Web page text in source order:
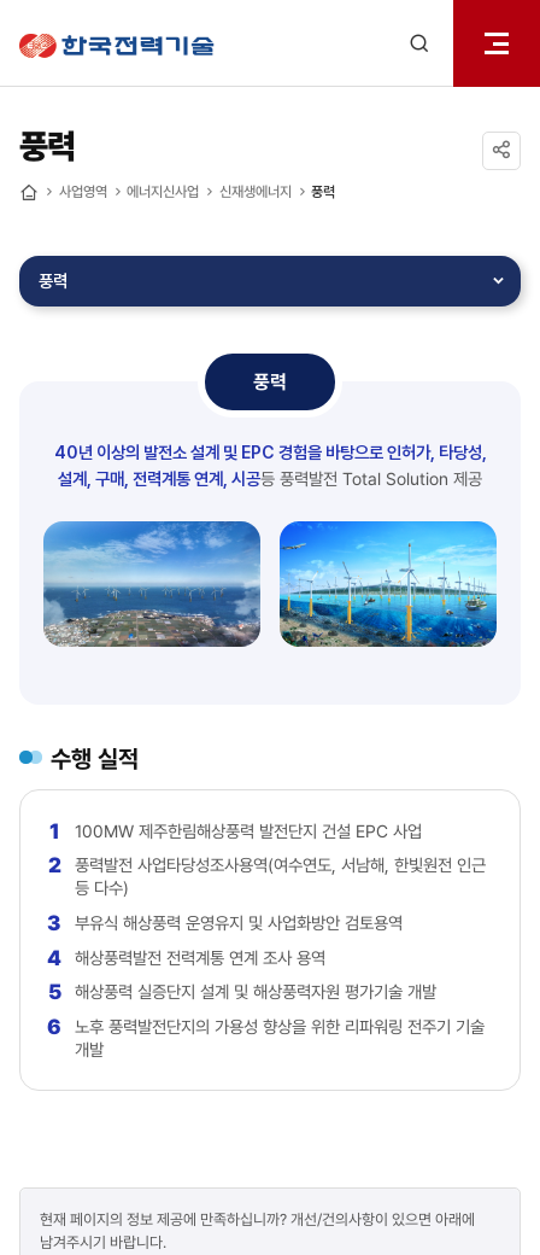
열기
풍력
사업영역 에너지신사업 신재생에너지 풍력
풍력
풍력
40년 이상의 발전소 설계 및 EPC 경험을 바탕으로 인허가, 타당성,
설계, 구매, 전력계통 연계, 시공등 풍력발전 Total Solution 제공
수행 실적
1 100MW 제주한림해상풍력 발전단지 건설 EPC 사업
2
풍력발전 사업타당성조사용역(여수연도, 서남해, 한빛원전 인근
등 다수)
3 부유식 해상풍력 운영유지 및 사업화방안 검토용역
4 해상풍력발전 전력계통 연계 조사 용역
5 해상풍력 실증단지 설계 및 해상풍력자원 평가기술 개발
6
노후 풍력발전단지의 가용성 향상을 위한 리파워링 전주기 기술
개발
만족도
조사
현재 페이지의 정보 제공에 만족하십니까? 개선/건의사항이 있으면 아래에
남겨주시기 바랍니다.